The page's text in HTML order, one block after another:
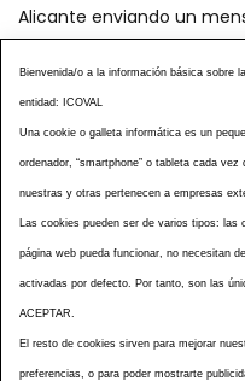
Alicante enviando un
secretaria@icoval.org
¿SABÍAS QUÉ?
CURSOS Y EVENTOS
ESPECIAL COVID 19
HISTORIA DE LA PROFESIÓN
NOTICIAS
ACCESIBILIDAD
AVISO
Bienvenida/o a la información básica sobre
entidad: ICOVAL
Una cookie o galleta informática es un
ordenador, “smartphone” o tableta cada
nuestras y otras pertenecen a empresas
Las cookies pueden ser de varios tipos: las
página web pueda funcionar, no necesitan
activadas por defecto. Por tanto, son las
ACEPTAR.
El resto de cookies sirven para mejorar
preferencias, o para poder mostrarte